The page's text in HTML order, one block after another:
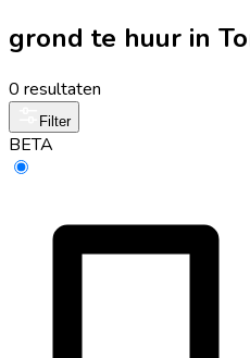
grond te huur in
0 resultaten
Filter
BETA